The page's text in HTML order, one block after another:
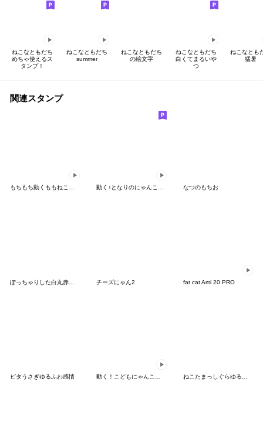
ねこなともだち
めちゃ使えるス
タンプ！
ねこなともだち
summer
ねこなともだち
の絵文字
ねこなともだち
白くてまるいや
つ
ねこなとも
猛暑
関連スタンプ
もちもち動くももねこちゃん17 動く♪となりのにゃんこ６ 秋風味 なつのもちお
チーズにゃん2 fat cat Ami 20 PRO
ピタうさぎゆるふわ感情